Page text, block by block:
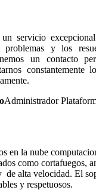
servicio
problemas y los
un contacto
constantemente
Administrador
en la nube
como cortafuegos,
de alta velocidad. El
y respetuosos.